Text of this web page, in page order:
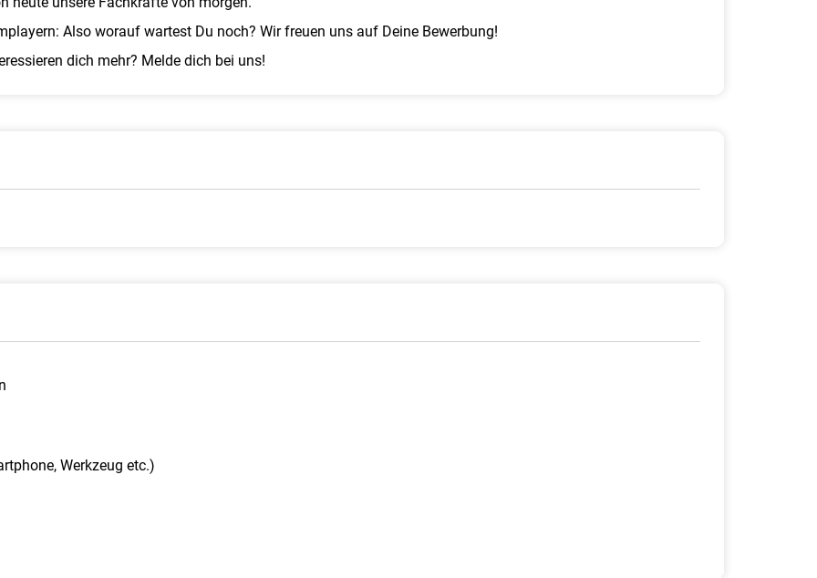
Also worauf wartest Du noch? Wir freuen uns auf Deine Bewerbung!
dich mehr? Melde dich bei uns!
Werkzeug etc.)